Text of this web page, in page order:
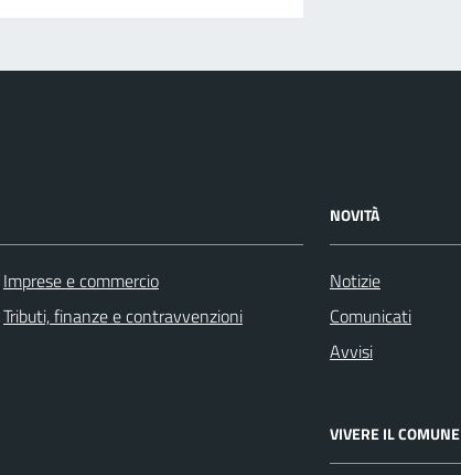
Imprese e commercio
Tributi, finanze e contravvenzioni
NOVITÀ
Notizie
Comunicati
Avvisi
VIVERE IL COMUNE